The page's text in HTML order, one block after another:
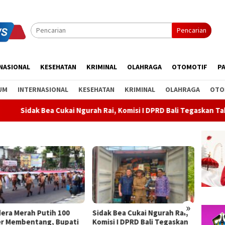
Pencarian
KESEHATAN KRIMINAL OLAHRAGA OTOMOTIF
INTERNASIONAL KESEHATAN KRIMINAL OLAHRAGA
Ngurah Rai, Komisi I DPRD Bali Tegaskan Tak Ada Indikasi
»
Bea Cukai Ngurah Rai,
I DPRD Bali Tegaskan
Rahina Tumpek Krulut,
Pemkab Bangli Hadirkan
ABTI